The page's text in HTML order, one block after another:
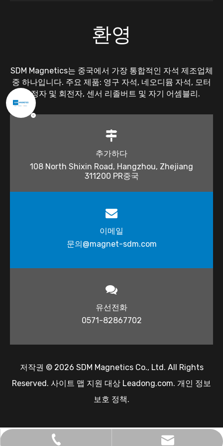
환영
SDM Magnetics는 중국에서 가장 통합적인 자석 제조업체
중 하나입니다. 주요 제품: 영구 자석, 네오디뮴 자석, 모터
고정자 및 회전자, 센서 리졸버트 및 자기 어셈블리.
추가하다
108 North Shixin Road, Hangzhou, Zhejiang
311200 PR중국
이메일
문의@magnet-sdm.com​​​​​​​
유선전화
0571-82867702
저작권 © 2026 ​​​​​ SDM Magnetics Co., Ltd. All Rights
Reserved. 사이트 맵 지원 대상 Leadong.com. 개인 정보
보호 정책.